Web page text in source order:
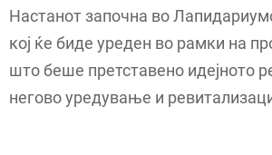
Настанот започна во
кој ќе биде уреден во рамки на
што беше претставено идејното
негово уредување и